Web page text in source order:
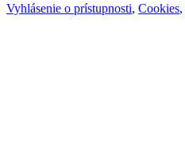
Vyhlásenie o prístupnosti, Cookies,